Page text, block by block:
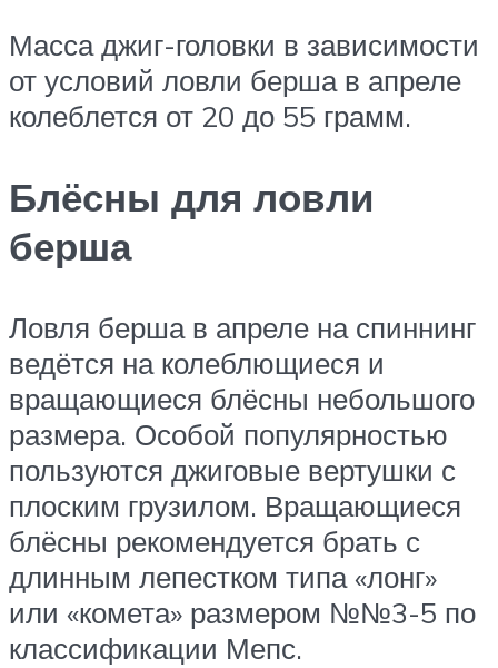
Масса джиг-головки в зависимости
от условий ловли берша в апреле
колеблется от 20 до 55 грамм.
Блёсны для ловли
берша
Ловля берша в апреле на спиннинг
ведётся на колеблющиеся и
вращающиеся блёсны небольшого
размера. Особой популярностью
пользуются джиговые вертушки с
плоским грузилом. Вращающиеся
блёсны рекомендуется брать с
длинным лепестком типа «лонг»
или «комета» размером №№3-5 по
классификации Мепс.